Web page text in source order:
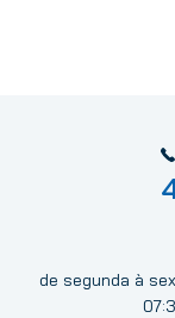
de segunda à